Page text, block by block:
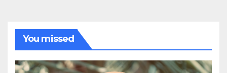
You missed